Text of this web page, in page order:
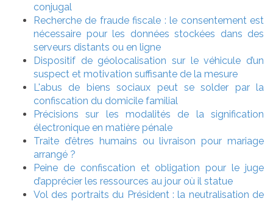
conjugal
Recherche de fraude fiscale : le consentement est
nécessaire pour les données stockées dans des
serveurs distants ou en ligne
Dispositif de géolocalisation sur le véhicule d’un
suspect et motivation suffisante de la mesure
L'abus de biens sociaux peut se solder par la
confiscation du domicile familial
Précisions sur les modalités de la signification
électronique en matière pénale
Traite d’êtres humains ou livraison pour mariage
arrangé ?
Peine de confiscation et obligation pour le juge
d’apprécier les ressources au jour où il statue
Vol des portraits du Président : la neutralisation de